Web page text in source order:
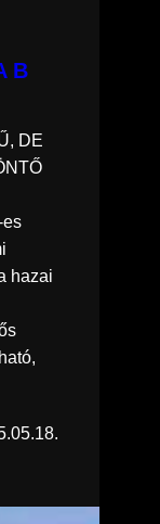
B
DE
es
hazai